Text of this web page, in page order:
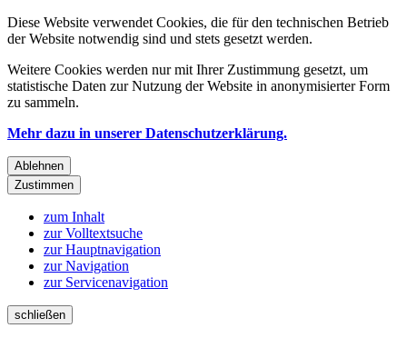
Diese Website verwendet Cookies, die für den technischen Betrieb
der Website notwendig sind und stets gesetzt werden.
Weitere Cookies werden nur mit Ihrer Zustimmung gesetzt, um
statistische Daten zur Nutzung der Website in anonymisierter Form
zu sammeln.
Mehr dazu in unserer Datenschutzerklärung.
Ablehnen
Zustimmen
zum Inhalt
zur Volltextsuche
zur Hauptnavigation
zur Navigation
zur Servicenavigation
schließen